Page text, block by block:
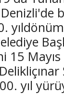
15
yıl